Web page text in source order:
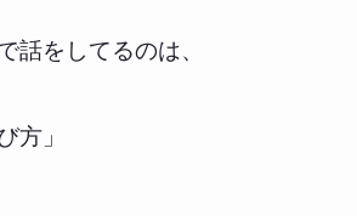
話をしてるのは、
方」